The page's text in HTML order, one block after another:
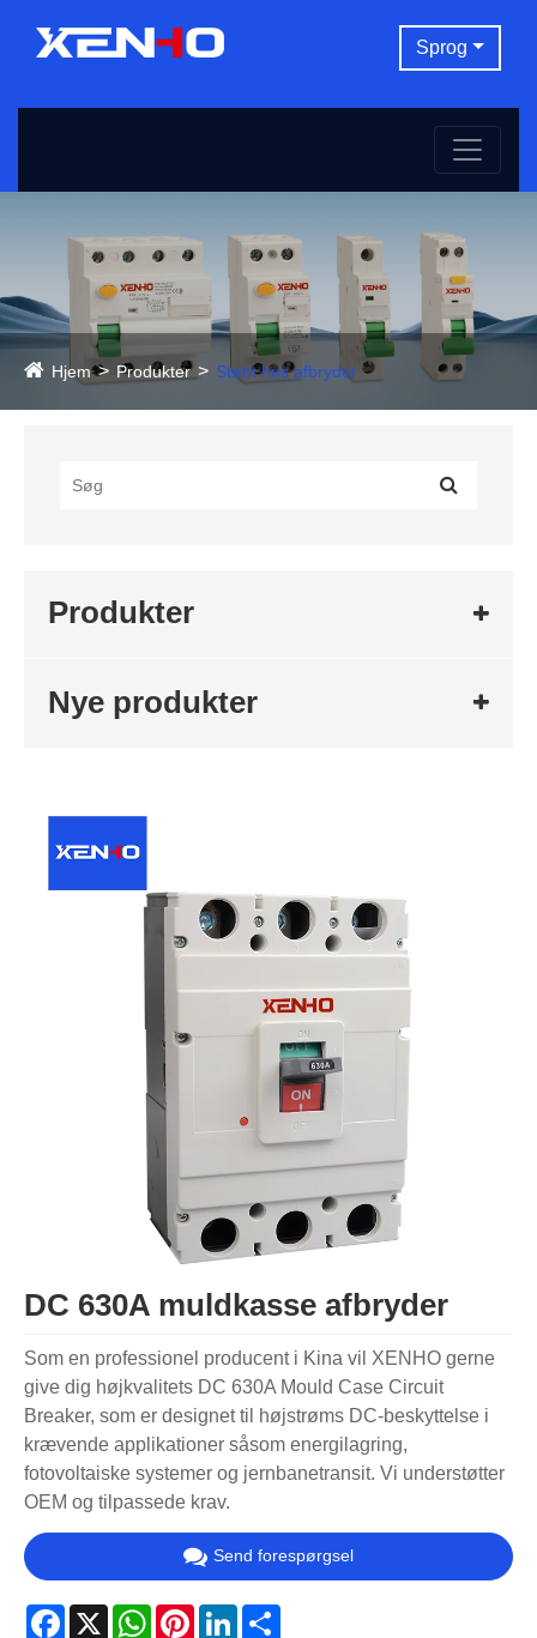
Sprog
Hjem Produkter Støbt hus afbryder
Produkter
Nye produkter
DC 630A muldkasse afbryder
Som en professionel producent i Kina vil XENHO gerne
give dig højkvalitets DC 630A Mould Case Circuit
Breaker, som er designet til højstrøms DC-beskyttelse i
krævende applikationer såsom energilagring,
fotovoltaiske systemer og jernbanetransit. Vi understøtter
OEM og tilpassede krav.
Send forespørgsel
Facebook
X WhatsApp
PinterestLinkedIn